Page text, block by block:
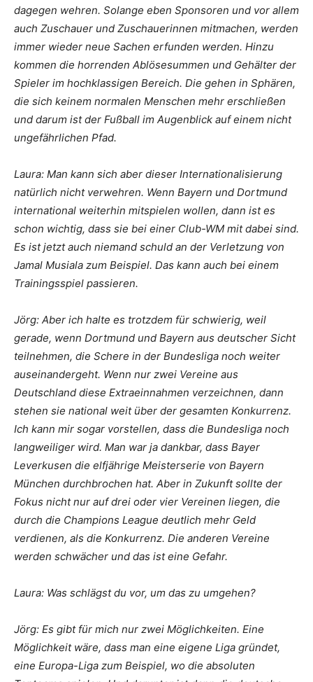
dagegen wehren. Solange eben Sponsoren und vor allem
auch Zuschauer und Zuschauerinnen mitmachen, werden
immer wieder neue Sachen erfunden werden. Hinzu
kommen die horrenden Ablösesummen und Gehälter der
Spieler im hochklassigen Bereich. Die gehen in Sphären,
die sich keinem normalen Menschen mehr erschließen
und darum ist der Fußball im Augenblick auf einem nicht
ungefährlichen Pfad.
Laura: Man kann sich aber dieser Internationalisierung
natürlich nicht verwehren. Wenn Bayern und Dortmund
international weiterhin mitspielen wollen, dann ist es
schon wichtig, dass sie bei einer Club-WM mit dabei sind.
Es ist jetzt auch niemand schuld an der Verletzung von
Jamal Musiala zum Beispiel. Das kann auch bei einem
Trainingsspiel passieren.
Jörg: Aber ich halte es trotzdem für schwierig, weil
gerade, wenn Dortmund und Bayern aus deutscher Sicht
teilnehmen, die Schere in der Bundesliga noch weiter
auseinandergeht. Wenn nur zwei Vereine aus
Deutschland diese Extraeinnahmen verzeichnen, dann
stehen sie national weit über der gesamten Konkurrenz.
Ich kann mir sogar vorstellen, dass die Bundesliga noch
langweiliger wird. Man war ja dankbar, dass Bayer
Leverkusen die elfjährige Meisterserie von Bayern
München durchbrochen hat. Aber in Zukunft sollte der
Fokus nicht nur auf drei oder vier Vereinen liegen, die
durch die Champions League deutlich mehr Geld
verdienen, als die Konkurrenz. Die anderen Vereine
werden schwächer und das ist eine Gefahr.
Laura: Was schlägst du vor, um das zu umgehen?
Jörg: Es gibt für mich nur zwei Möglichkeiten. Eine
Möglichkeit wäre, dass man eine eigene Liga gründet,
eine Europa-Liga zum Beispiel, wo die absoluten